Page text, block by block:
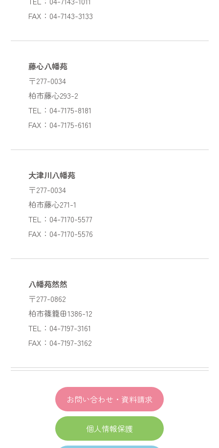
FAX：04-7143-3133
藤心八幡苑
〒277-0034
柏市藤心293-2
TEL：04-7175-8181
FAX：04-7175-6161
大津川八幡苑
〒277-0034
柏市藤心271-1
TEL：04-7170-5577
FAX：04-7170-5576
八幡苑然然
〒277-0862
柏市篠籠田1386-12
TEL：04-7197-3161
FAX：04-7197-3162
お問い合わせ・資料請求
個人情報保護